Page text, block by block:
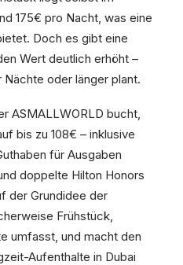
175€ pro Nacht, was eine
Doch es gibt eine
Wert deutlich erhöht –
oder länger plant.
ASMALLWORLD bucht,
bis zu 108€ – inklusive
für Ausgaben
doppelte Hilton Honors
der Grundidee der
Frühstück,
umfasst, und macht den
Aufenthalte in Dubai